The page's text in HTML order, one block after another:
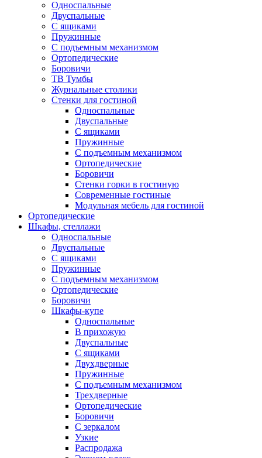
Односпальные
Двуспальные
С ящиками
Пружинные
С подъемным механизмом
Ортопедические
Боровичи
ТВ Тумбы
Журнальные столики
Стенки для гостиной
Односпальные
Двуспальные
С ящиками
Пружинные
С подъемным механизмом
Ортопедические
Боровичи
Стенки горки в гостиную
Современные гостиные
Модульная мебель для гостиной
Ортопедические
Шкафы, стеллажи
Односпальные
Двуспальные
С ящиками
Пружинные
С подъемным механизмом
Ортопедические
Боровичи
Шкафы-купе
Односпальные
В прихожую
Двуспальные
С ящиками
Двухдверные
Пружинные
С подъемным механизмом
Трехдверные
Ортопедические
Боровичи
С зеркалом
Узкие
Распродажа